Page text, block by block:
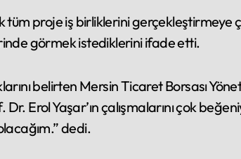
proje iş birliklerini gerçekleştirmeye
görmek istediklerini ifade etti.
belirten Mersin Ticaret Borsası
Erol Yaşar’ın çalışmalarını çok
dedi.